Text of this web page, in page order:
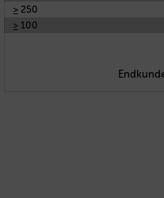
≥ 250
≥ 100